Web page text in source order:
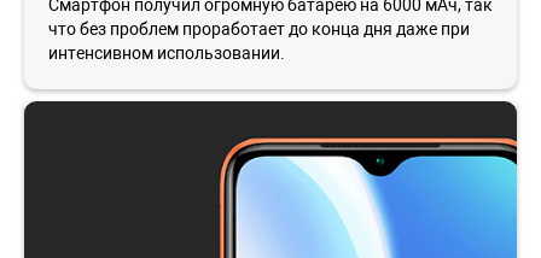
Смартфон получил огромную батарею на 6000 мАч, так
что без проблем проработает до конца дня даже при
интенсивном использовании.